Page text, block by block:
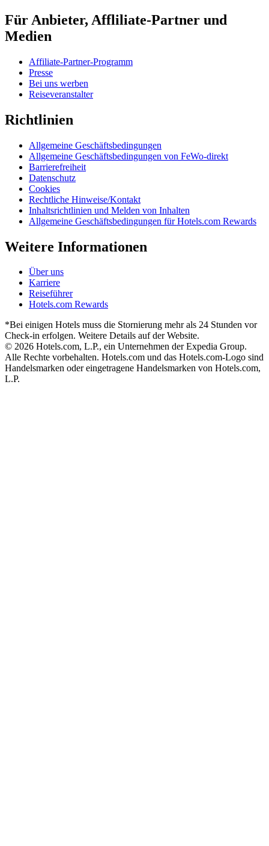
Für Anbieter, Affliliate-Partner und
Medien
Affiliate-Partner-Programm
Presse
Bei uns werben
Reiseveranstalter
Richtlinien
Allgemeine Geschäftsbedingungen
Allgemeine Geschäftsbedingungen von FeWo-direkt
Barrierefreiheit
Datenschutz
Cookies
Rechtliche Hinweise/Kontakt
Inhaltsrichtlinien und Melden von Inhalten
Allgemeine Geschäftsbedingungen für Hotels.com Rewards
Weitere Informationen
Über uns
Karriere
Reiseführer
Hotels.com Rewards
*Bei einigen Hotels muss die Stornierung mehr als 24 Stunden vor
Check-in erfolgen. Weitere Details auf der Website.
© 2026 Hotels.com, L.P., ein Unternehmen der Expedia Group.
Alle Rechte vorbehalten. Hotels.com und das Hotels.com-Logo sind
Handelsmarken oder eingetragene Handelsmarken von Hotels.com,
L.P.